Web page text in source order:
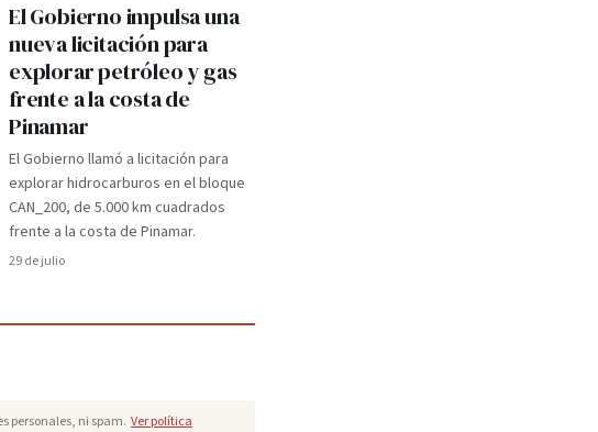
El Gobierno impulsa una
nueva licitación para
explorar petróleo y gas
frente a la costa de
Pinamar
El Gobierno llamó a licitación para
explorar hidrocarburos en el bloque
CAN_200, de 5.000 km cuadrados
frente a la costa de Pinamar.
29 de julio
personales, ni spam. Ver política